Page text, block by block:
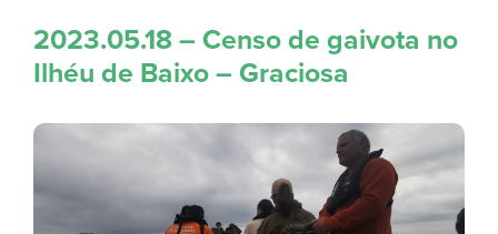
2023.05.18 – Censo de gaivota no
Ilhéu de Baixo – Graciosa